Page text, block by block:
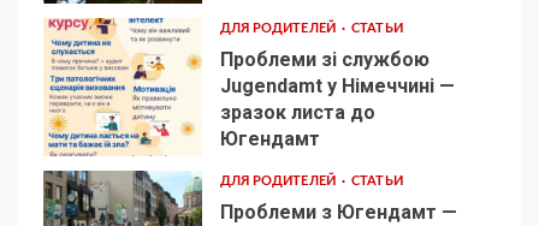
4
ДЛЯ РОДИТЕЛЕЙ СТАТЬИ
Проблеми зі службою
Jugendamt у Німеччині —
зразок листа до
Югендамт
ДЛЯ РОДИТЕЛЕЙ СТАТЬИ
Проблеми з Югендамт —